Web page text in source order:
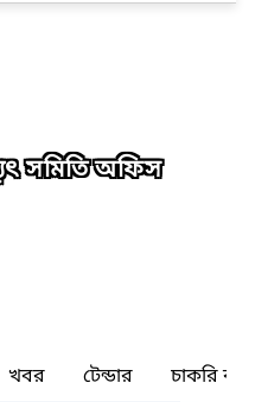
সমিতি অফিস
খবর টেন্ডার চাকরি